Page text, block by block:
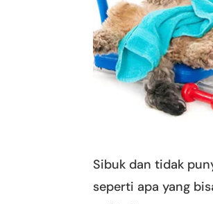
Sibuk dan tidak
seperti apa yang